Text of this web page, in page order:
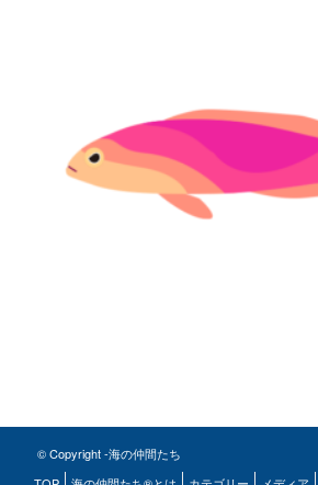
© Copyright -海の仲間たち